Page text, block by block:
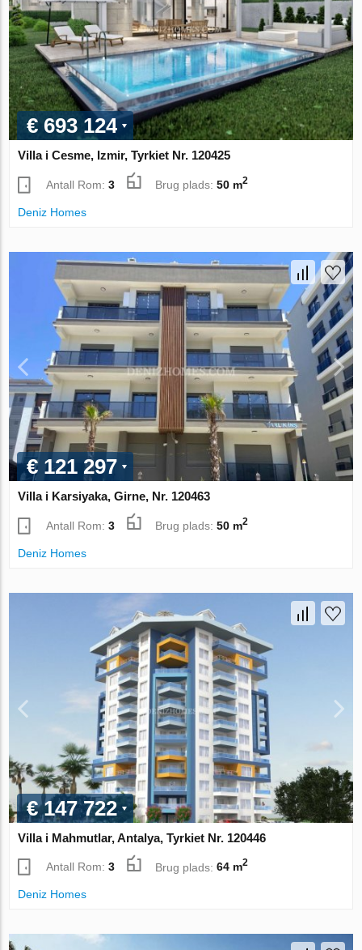
€ 693 124
Villa i Cesme, Izmir, Tyrkiet Nr. 120425
Antall Rom:3 Brug plads:50 m2
Deniz Homes
€ 121 297
Villa i Karsiyaka, Girne, Nr. 120463
Antall Rom:3 Brug plads:50 m2
Deniz Homes
€ 147 722
Villa i Mahmutlar, Antalya, Tyrkiet Nr. 120446
Antall Rom:3 Brug plads:64 m2
Deniz Homes